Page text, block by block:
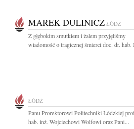
MAREK DULINICZ ŁÓDŹ
Z głębokim smutkiem i żalem przyjęliśmy
wiadomość o tragicznej śmierci doc. dr. hab.
ŁÓDŹ
Panu Prorektorowi Politechniki Łódzkiej
hab. inż. Wojciechowi Wolfowi oraz Pani...